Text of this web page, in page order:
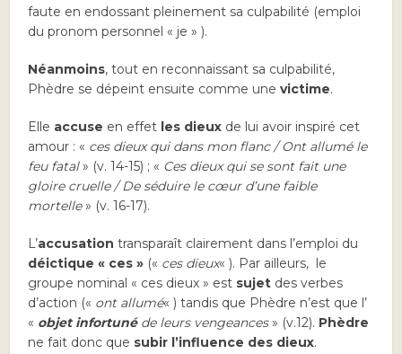
faute en endossant pleinement sa culpabilité (emploi
du pronom personnel « je » ).
Néanmoins, tout en reconnaissant sa culpabilité,
Phèdre se dépeint ensuite comme une victime.
Elle accuse en effet les dieux de lui avoir inspiré cet
amour : « ces dieux qui dans mon flanc / Ont allumé le
feu fatal» (v. 14-15) ; « Ces dieux qui se sont fait une
gloire cruelle / De séduire le cœur d’une faible
mortelle» (v. 16-17).
L’accusation transparaît clairement dans l’emploi du
déictique « ces » (« ces dieux« ). Par ailleurs, le
groupe nominal « ces dieux » est sujet des verbes
d’action (« ont allumé« ) tandis que Phèdre n’est que l’
« objet infortunéde leurs vengeances» (v.12). Phèdre
ne fait donc que subir l’influence des dieux.